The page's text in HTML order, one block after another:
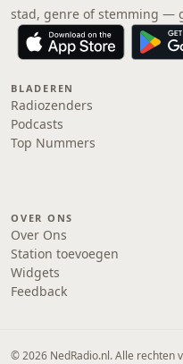
stad, genre of stemming —
BLADEREN
Radiozenders
Podcasts
Top Nummers
OVER ONS
Over Ons
Station toevoegen
Widgets
Feedback
© 2026 NedRadio.nl. Alle rechten